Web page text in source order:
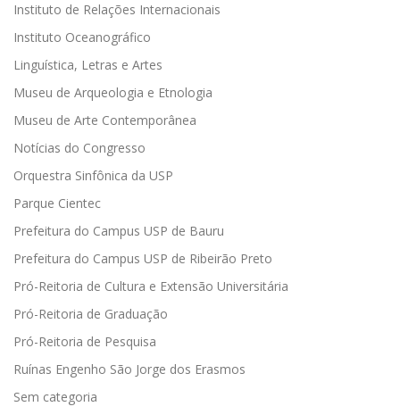
Instituto de Relações Internacionais
Instituto Oceanográfico
Linguística, Letras e Artes
Museu de Arqueologia e Etnologia
Museu de Arte Contemporânea
Notícias do Congresso
Orquestra Sinfônica da USP
Parque Cientec
Prefeitura do Campus USP de Bauru
Prefeitura do Campus USP de Ribeirão Preto
Pró-Reitoria de Cultura e Extensão Universitária
Pró-Reitoria de Graduação
Pró-Reitoria de Pesquisa
Ruínas Engenho São Jorge dos Erasmos
Sem categoria